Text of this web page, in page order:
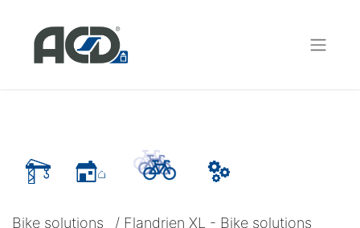
Bike solutions / Flandrien XL - Bike solutions